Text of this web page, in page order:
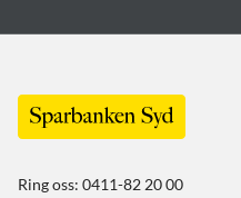
Ring oss: 0411-82 20 00